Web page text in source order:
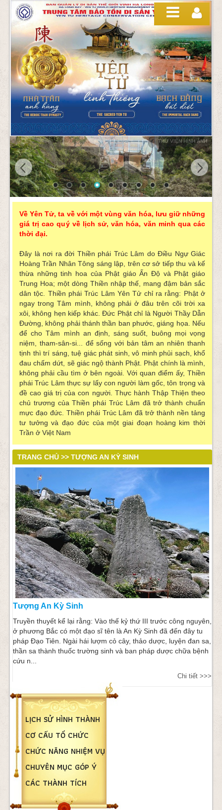
Truy cập nội dung luôn
TƯỢNG AN KỲ SINH
THƯ VIỆN HÌNH ẢNH
Về Yên Tử, ta về với một vùng văn hóa, lưu giữ những
giá trị cao quý về lịch sử, văn hóa, văn minh qua các
thời đại.
Đây là nơi ra đời Thiền phái Trúc Lâm do Điều Ngự Giác
Hoàng Trần Nhân Tông sáng lập, trên cơ sở tiếp thu và kế
thừa những tinh hoa của Phật giáo Ấn Độ và Phật giáo
Trung Hoa; một dòng Thiền nhập thế, mang đậm bản sắc
dân tộc. Thiền phái Trúc Lâm Yên Tử chỉ ra rằng: Phật ở
ngay trong Tâm mình, không phải ở đâu trên cõi trời xa
xôi, không hẹn kiếp khác. Đức Phật chỉ là Người Thầy Dẫn
Đường, không phải thánh thần ban phước, giáng họa. Nếu
để cho Tâm mình an định, sáng suốt, buông mọi vọng
niệm, tham-sân-si... để sống với bản tâm an nhiên thanh
tịnh thì trí sáng, tuệ giác phát sinh, vô minh phủi sạch, khổ
đau chấm dứt, sẽ giác ngộ thành Phật. Phật chính là mình,
không phải cầu tìm ở bên ngoài. Với quan điểm ấy, Thiền
phái Trúc Lâm thực sự lấy con người làm gốc, tôn trọng và
đề cao giá trị của con người. Thực hành Thập Thiện theo
chủ trương của Thiền phái Trúc Lâm đã trở thành chuẩn
mực đạo đức. Thiền phái Trúc Lâm đã trở thành nền tảng
tư tưởng và đạo đức của một giai đoạn hoàng kim thời
Trần ở Việt Nam
TRANG CHỦ >> TƯỢNG AN KỲ SINH
Tượng An Kỳ Sinh
Truyền thuyết kể lại rằng: Vào thế kỷ thứ III trước công nguyên,
ở phương Bắc có một đạo sĩ tên là An Kỳ Sinh đã đến đây tu
pháp Đạo Tiên. Ngài hái lượm cỏ cây, thảo dược, luyện đan sa,
thần sa thành thuốc trường sinh và ban pháp dược chữa bệnh
cứu n...
Chi tiết >>>
LỊCH SỬ HÌNH THÀNH
CƠ CẤU TỔ CHỨC
CHỨC NĂNG NHIỆM VỤ
CHUYÊN MỤC GÓP Ý
CÁC THÀNH TÍCH